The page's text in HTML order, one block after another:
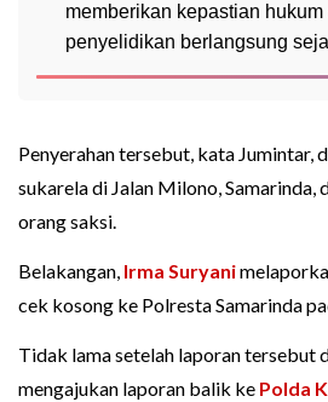
memberikan kepastian
penyelidikan berlangsung
Penyerahan tersebut, kata Jumintar,
sukarela di Jalan Milono, Samarinda,
orang saksi.
Belakangan, Irma Suryani
cek kosong ke Polresta Samarinda
Tidak lama setelah laporan tersebut
mengajukan laporan balik ke Polda